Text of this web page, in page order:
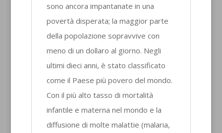
sono ancora impantanate in una
povertà disperata; la maggior parte
della popolazione sopravvive con
meno di un dollaro al giorno. Negli
ultimi dieci anni, è stato classificato
come il Paese più povero del mondo.
Con il più alto tasso di mortalità
infantile e materna nel mondo e la
diffusione di molte malattie (malaria,